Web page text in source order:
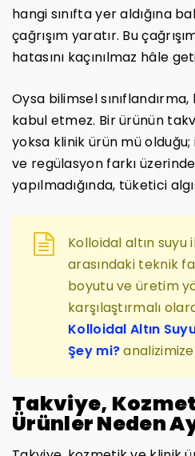
hangi sınıfta yer aldığına
çağrışım yaratır. Bu
hatasını kaçınılmaz hâle
Oysa bilimsel
kabul etmez. Bir ürünün
yoksa klinik ürün mü olduğu;
ve regülasyon farkı
yapılmadığında, tüketici
Kolloidal altın suyu
arasındaki teknik
boyutu ve üretim
karşılaştırmalı
Kolloidal Altın
Şey mi?
Takviye,
Ürünler Neden